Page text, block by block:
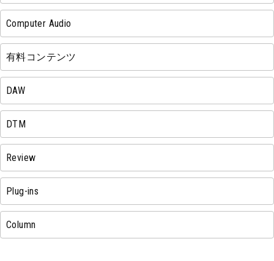
Computer Audio
有料コンテンツ
DAW
DTM
Review
Plug-ins
Column